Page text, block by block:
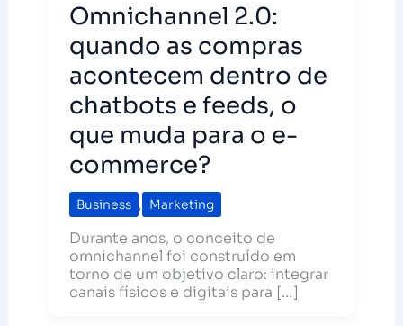
Omnichannel 2.0:
quando as compras
acontecem dentro de
chatbots e feeds, o
que muda para o e-
commerce?
Business , Marketing
Durante anos, o conceito de
omnichannel foi construído em
torno de um objetivo claro: integrar
canais físicos e digitais para […]